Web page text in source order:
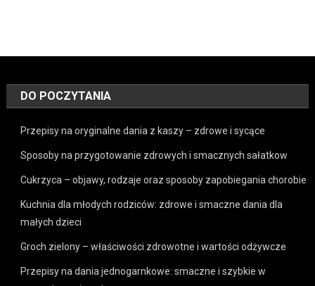
DO POCZYTANIA
Przepisy na oryginalne dania z kaszy – zdrowe i sycące
Sposoby na przygotowanie zdrowych i smacznych sałatkow
Cukrzyca – objawy, rodzaje oraz sposoby zapobiegania chorobie
Kuchnia dla młodych rodziców: zdrowe i smaczne dania dla
małych dzieci
Groch zielony – właściwości zdrowotne i wartości odżywcze
Przepisy na dania jednogarnkowe: smaczne i szybkie w